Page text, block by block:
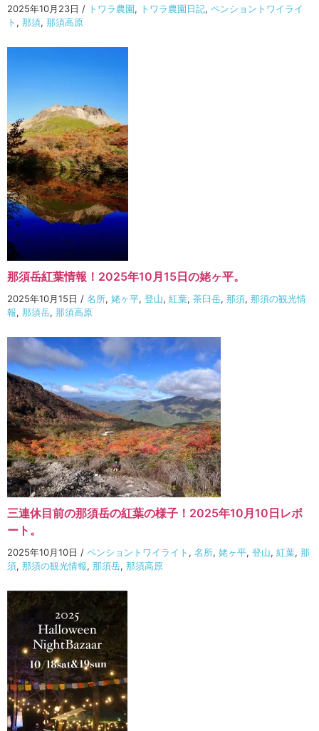
2025年10月23日 / トワラ農園, トワラ農園日記, ペンショントワイライ
ト , 那須, 那須高原
那須岳紅葉情報！2025年10月15日の姥ヶ平。
2025年10月15日 / 名所, 姥ヶ平, 登山, 紅葉, 茶臼岳, 那須, 那須の観光情
報, 那須岳, 那須高原
三連休目前の那須岳の紅葉の様子！2025年10月10日レポ
ート。
2025年10月10日 / ペンショントワイライト , 名所, 姥ヶ平, 登山, 紅葉, 那
須, 那須の観光情報, 那須岳, 那須高原